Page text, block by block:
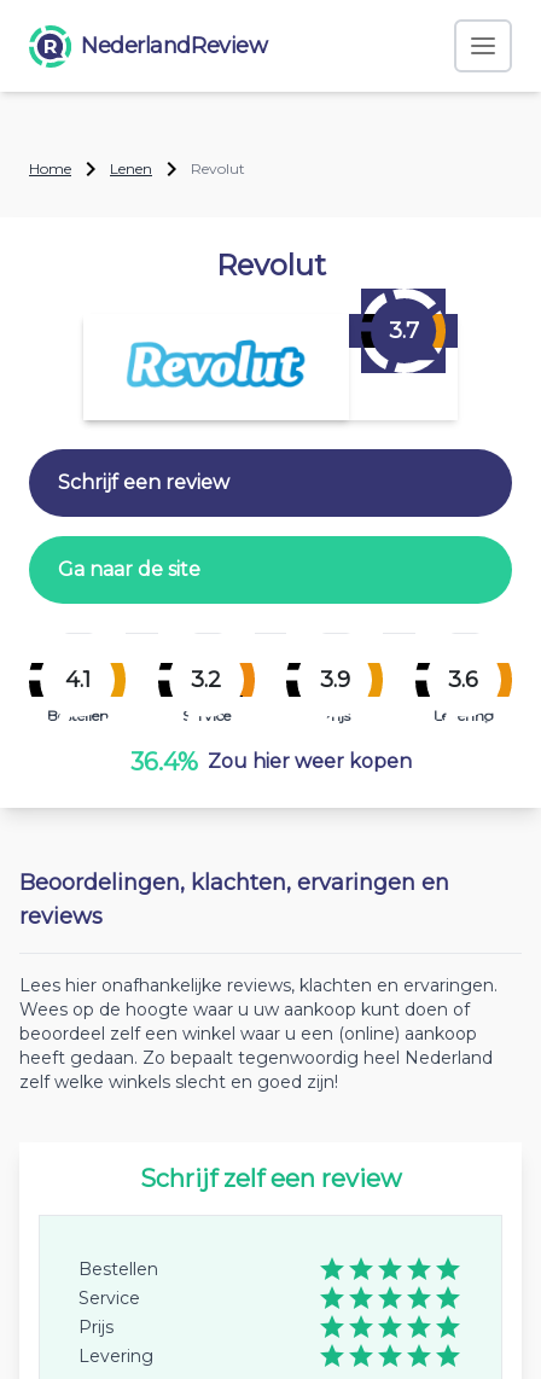
NederlandReview
Home Lenen Revolut
Revolut
3.7
Schrijf een review
Ga naar de site
4.1
Bestellen
3.2
Service
3.9
Prijs
3.6
Levering
36.4% Zou hier weer kopen
Beoordelingen, klachten, ervaringen en
reviews
Lees hier onafhankelijke reviews, klachten en ervaringen.
Wees op de hoogte waar u uw aankoop kunt doen of
beoordeel zelf een winkel waar u een (online) aankoop
heeft gedaan. Zo bepaalt tegenwoordig heel Nederland
zelf welke winkels slecht en goed zijn!
Schrijf zelf een review
Bestellen
Service
Prijs
Levering